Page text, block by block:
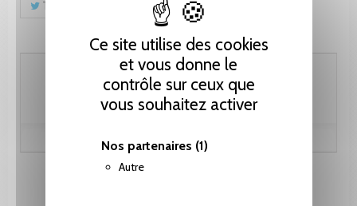
Ce site utilise des cookies
et vous donne le
contrôle sur ceux que
vous souhaitez activer
Nos partenaires (1)
Autre
Tweet Pinterest
10.25 CHF